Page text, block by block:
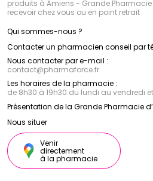
produits à Amiens - Grande
recevoir chez vous ou en point retrait
Qui sommes-nous ?
Contacter un pharmacien conseil par
Nous contacter par e-mail :
contact@pharmaforce.fr
Les horaires de la pharmacie :
de 8h30 à 19h30 du lundi au vendredi
Présentation de la Grande Pharmacie
Nous situer
Venir
directement
à la pharmacie